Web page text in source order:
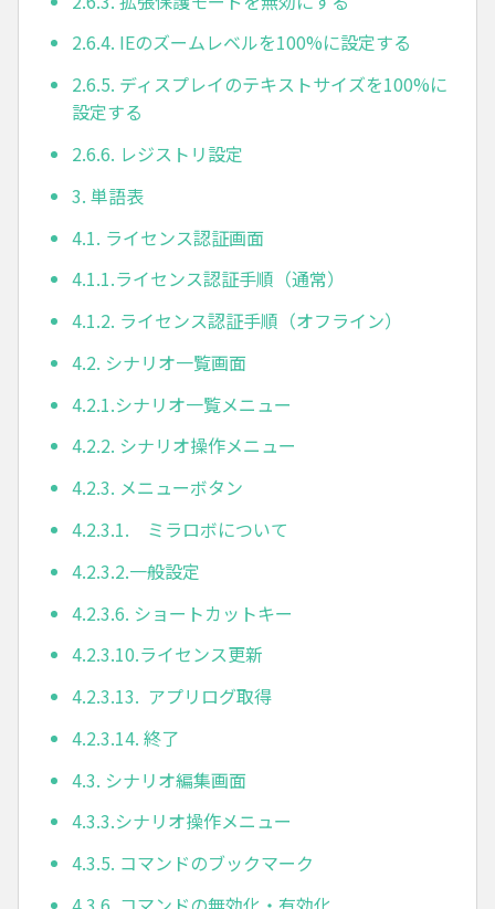
2.6.4. IEのズームレベルを100%に設定する
2.6.5. ディスプレイのテキストサイズを100%に
設定する
2.6.6. レジストリ設定
3. 単語表
4.1. ライセンス認証画面
4.1.1.ライセンス認証手順（通常）
4.1.2. ライセンス認証手順（オフライン）
4.2. シナリオ一覧画面
4.2.1.シナリオ一覧メニュー
4.2.2. シナリオ操作メニュー
4.2.3. メニューボタン
4.2.3.1. ミラロボについて
4.2.3.2.一般設定
4.2.3.6. ショートカットキー
4.2.3.10.ライセンス更新
4.2.3.13. アプリログ取得
4.2.3.14. 終了
4.3. シナリオ編集画面
4.3.3.シナリオ操作メニュー
4.3.5. コマンドのブックマーク